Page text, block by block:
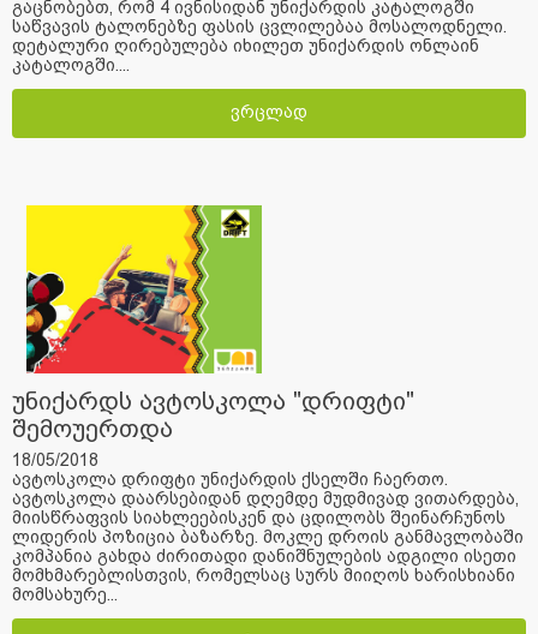
გაცნობებთ, რომ 4 ივნისიდან უნიქარდის კატალოგში
საწვავის ტალონებზე ფასის ცვლილებაა მოსალოდნელი.
დეტალური ღირებულება იხილეთ უნიქარდის ონლაინ
კატალოგში....
ვრცლად
უნიქარდს ავტოსკოლა "დრიფტი"
შემოუერთდა
18/05/2018
ავტოსკოლა დრიფტი უნიქარდის ქსელში ჩაერთო.
ავტოსკოლა დაარსებიდან დღემდე მუდმივად ვითარდება,
მიისწრაფვის სიახლეებისკენ და ცდილობს შეინარჩუნოს
ლიდერის პოზიცია ბაზარზე. მოკლე დროის განმავლობაში
კომპანია გახდა ძირითადი დანიშნულების ადგილი ისეთი
მომხმარებლისთვის, რომელსაც სურს მიიღოს ხარისხიანი
მომსახურე...